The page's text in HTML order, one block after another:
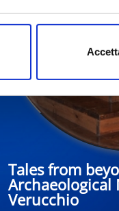
Tales from
Archaeological
Verucchio